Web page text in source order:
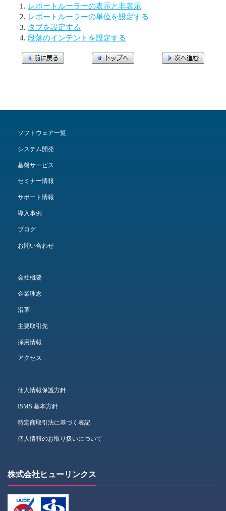
レポートルーラーの表示と非表示
レポートルーラーの単位を設定する
タブを設定する
段落のインデントを設定する
ソフトウェア一覧
システム開発
基盤サービス
セミナー情報
サポート情報
導入事例
ブログ
お問い合わせ
会社概要
企業理念
沿革
主要取引先
採用情報
アクセス
個人情報保護方針
ISMS 基本方針
特定商取引法に基づく表記
個人情報のお取り扱いについて
株式会社ヒューリンクス